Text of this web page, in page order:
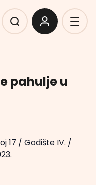
pahulje u
17 / Godište IV. /